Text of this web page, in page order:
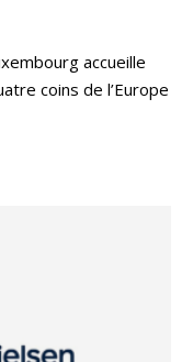
accueille
coins de l’Europe